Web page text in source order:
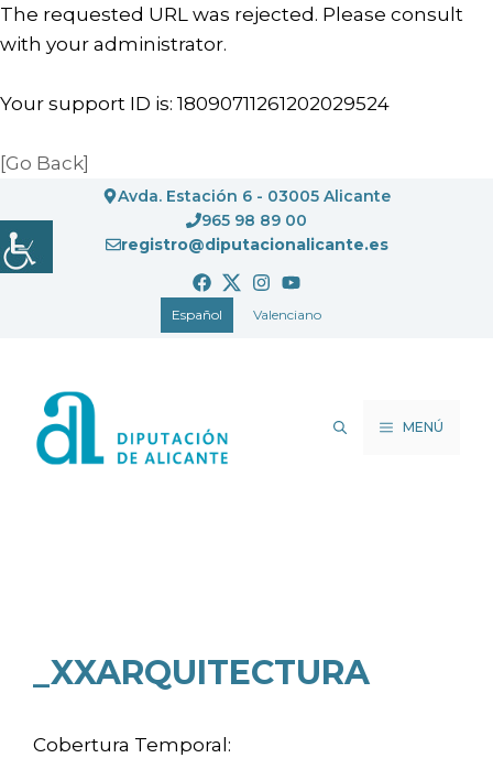
The requested URL was rejected. Please consult
with your administrator.
Your support ID is: 18090711261202029524
[Go Back]
al
contenido
Avda. Estación 6 - 03005 Alicante
965 98 89 00
registro@diputacionalicante.es
Español Valenciano
MENÚ
_XXARQUITECTURA
Cobertura Temporal: